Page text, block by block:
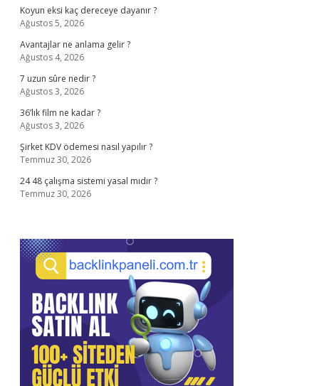
Koyun eksi kaç dereceye dayanır ?
Ağustos 5, 2026
Avantajlar ne anlama gelir ?
Ağustos 4, 2026
7 uzun sûre nedir ?
Ağustos 3, 2026
36’lık film ne kadar ?
Ağustos 3, 2026
Şirket KDV ödemesi nasıl yapılır ?
Temmuz 30, 2026
24 48 çalışma sistemi yasal mıdır ?
Temmuz 30, 2026